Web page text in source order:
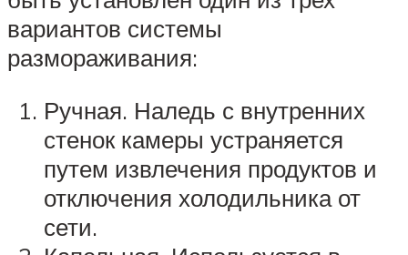
вариантов системы
размораживания:
Ручная. Наледь с внутренних
стенок камеры устраняется
путем извлечения продуктов и
отключения холодильника от
сети.